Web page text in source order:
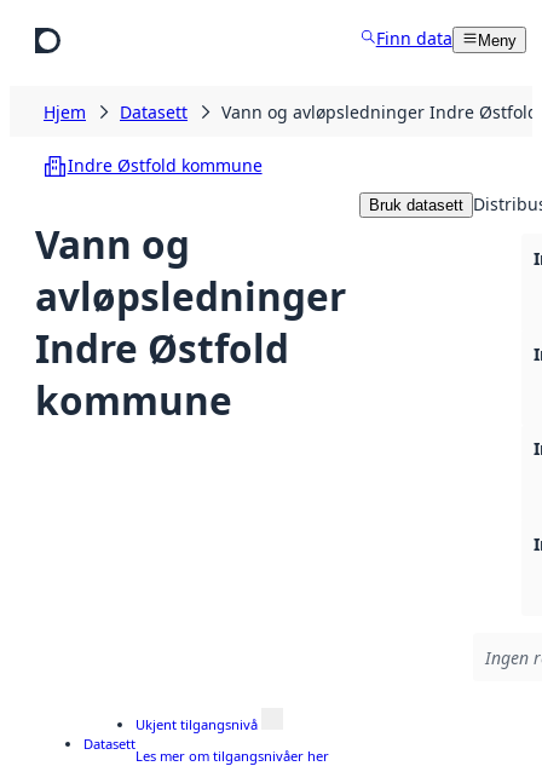
Finn data Meny
Hjem Datasett Vann og avløpsledninger Indre
Indre Østfold kommune
Vann og
avløpsledninger
Indre Østfold
kommune
Bruk datasett
Ingen
Datasett
Ukjent tilgangsnivå
Les mer om tilgangsnivåer her